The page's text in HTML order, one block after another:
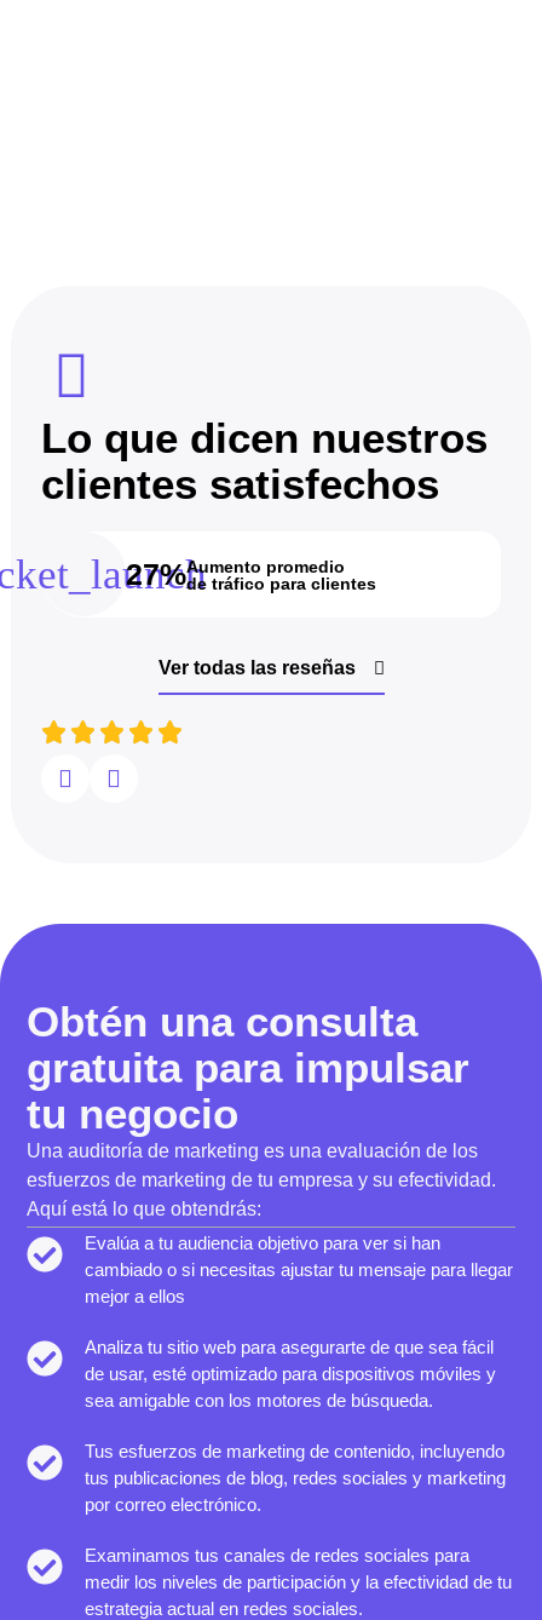
Lo que dicen nuestros
clientes satisfechos
27%Aumento promedio
de tráfico para clientes
Ver todas las reseñas
Obtén una consulta
gratuita para impulsar
tu negocio
Una auditoría de marketing es una evaluación de los
esfuerzos de marketing de tu empresa y su efectividad.
Aquí está lo que obtendrás:
Evalúa a tu audiencia objetivo para ver si han
cambiado o si necesitas ajustar tu mensaje para llegar
mejor a ellos
Analiza tu sitio web para asegurarte de que sea fácil
de usar, esté optimizado para dispositivos móviles y
sea amigable con los motores de búsqueda.
Tus esfuerzos de marketing de contenido, incluyendo
tus publicaciones de blog, redes sociales y marketing
por correo electrónico.
Examinamos tus canales de redes sociales para
medir los niveles de participación y la efectividad de tu
estrategia actual en redes sociales.